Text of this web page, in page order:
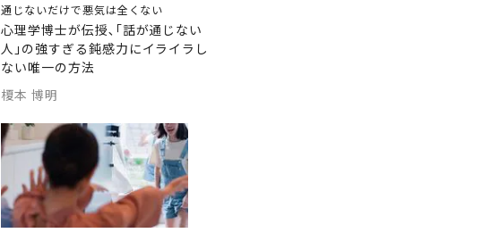
通じないだけで悪気は全くない
心理学博士が伝授､｢話が通じない
人｣の強すぎる鈍感力にイライラし
ない唯一の方法
榎本 博明